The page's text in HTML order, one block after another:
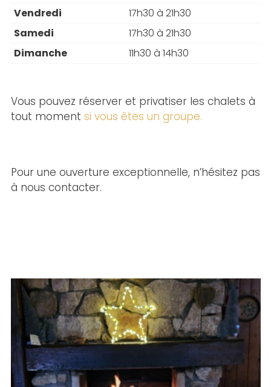
Vendredi
17h30 à 21h30
Samedi
17h30 à 21h30
Dimanche
11h30 à 14h30
Vous pouvez réserver et privatiser les chalets à
tout moment si vous êtes un groupe.
Pour une ouverture exceptionnelle, n’hésitez pas
à nous contacter.